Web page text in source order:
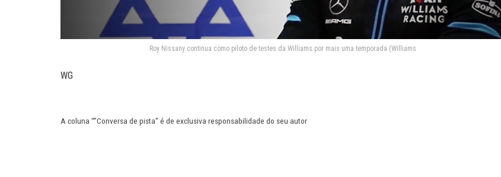
Roy Nissany continua como piloto de testes da Williams por mais uma temporada (Williams
WG
A coluna “”Conversa de pista” é de exclusiva responsabilidade do seu autor